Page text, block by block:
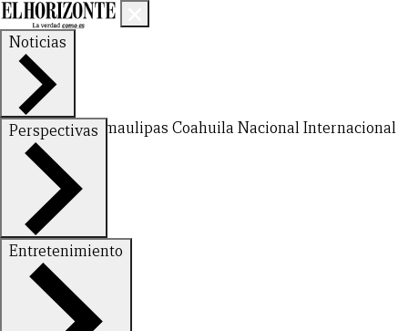
Noticias
Nuevo LeónTamaulipas Coahuila NacionalInternacional
Perspectivas
FinanzasOpinión
Entretenimiento